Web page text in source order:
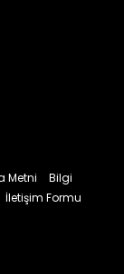
Metni
Bilgi
İletişim Formu